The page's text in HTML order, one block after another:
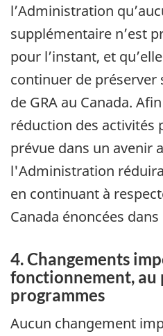
l’Administration
supplémentaire n’est
pour l’instant, et
continuer de préserver
de GRA au Canada.
réduction des activités
prévue dans un avenir
l'Administration
en continuant à
Canada énoncées dans
4. Changements
fonctionnement, au
programmes
Aucun changement